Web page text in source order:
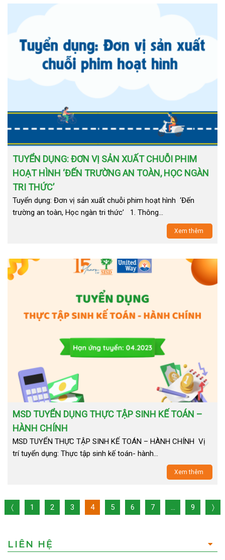
TUYỂN DỤNG: ĐƠN VỊ SẢN XUẤT CHUỖI PHIM
HOẠT HÌNH ‘ĐẾN TRƯỜNG AN TOÀN, HỌC NGÀN
TRI THỨC’
Tuyển dụng: Đơn vị sản xuất chuỗi phim hoạt hình ‘Đến
trường an toàn, Học ngàn tri thức’ 1. Thông…
Xem thêm
MSD TUYỂN DỤNG THỰC TẬP SINH KẾ TOÁN –
HÀNH CHÍNH
MSD TUYỂN THỰC TẬP SINH KẾ TOÁN – HÀNH CHÍNH Vị
trí tuyển dụng: Thực tập sinh kế toán- hành…
Xem thêm
〈 1 2 3 4 5 6 7 … 9 〉
LIÊN HỆ